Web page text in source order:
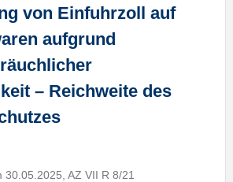
von Einfuhrzoll auf
aufgrund
– Reichweite des
30.05.2025, AZ VII R 8/21